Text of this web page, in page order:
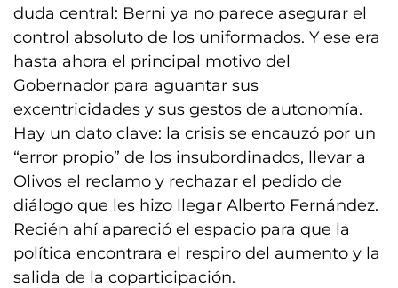
duda central: Berni ya no parece asegurar el
control absoluto de los uniformados. Y ese era
hasta ahora el principal motivo del
Gobernador para aguantar sus
excentricidades y sus gestos de autonomía.
Hay un dato clave: la crisis se encauzó por un
“error propio” de los insubordinados, llevar a
Olivos el reclamo y rechazar el pedido de
diálogo que les hizo llegar Alberto Fernández.
Recién ahí apareció el espacio para que la
política encontrara el respiro del aumento y la
salida de la coparticipación.